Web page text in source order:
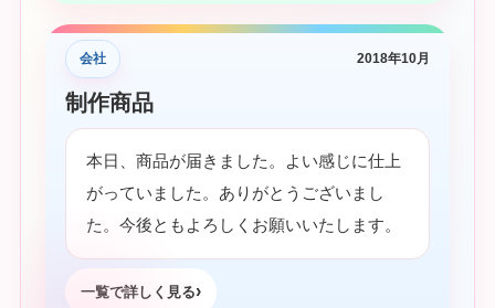
会社 2018年10月
制作商品
本日、商品が届きました。よい感じに仕上
がっていました。ありがとうございまし
た。今後ともよろしくお願いいたします。
一覧で詳しく見る